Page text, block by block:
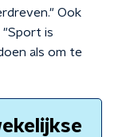
Ook
"Sport is
als om te